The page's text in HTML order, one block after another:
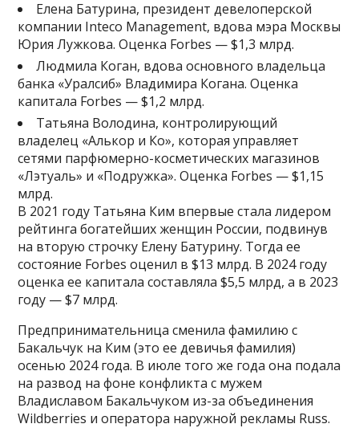
Елена Батурина, президент девелоперской
компании Inteco Management, вдова мэра Москвы
Юрия Лужкова. Оценка Forbes — $1,3 млрд.
Людмила Коган, вдова основного владельца
банка «Уралсиб» Владимира Когана. Оценка
капитала Forbes — $1,2 млрд.
Татьяна Володина, контролирующий
владелец «Алькор и Ко», которая управляет
сетями парфюмерно-косметических магазинов
«Лэтуаль» и «Подружка». Оценка Forbes — $1,15
млрд.
В 2021 году Татьяна Ким впервые стала лидером
рейтинга богатейших женщин России, подвинув
на вторую строчку Елену Батурину. Тогда ее
состояние Forbes оценил в $13 млрд. В 2024 году
оценка ее капитала составляла $5,5 млрд, а в 2023
году — $7 млрд.
Предпринимательница сменила фамилию с
Бакальчук на Ким (это ее девичья фамилия)
осенью 2024 года. В июле того же года она подала
на развод на фоне конфликта с мужем
Владиславом Бакальчуком из-за объединения
Wildberries и оператора наружной рекламы Russ.